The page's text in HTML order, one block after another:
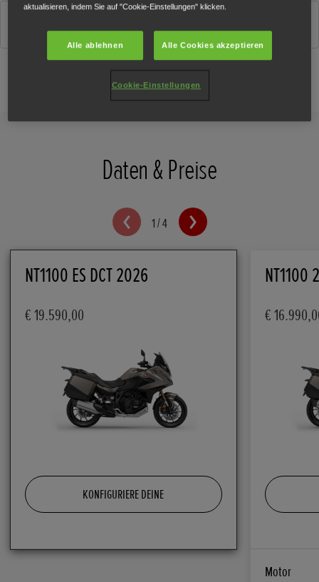
Konfigurator
Daten & Preise
1/4
NT1100 ES DCT 2026
€ 19.590,00
KONFIGURIERE DEINE
NT1100
€
Motor
aktualisieren, indem Sie auf "Cookie-Einstellungen" klicken.
Alle ablehnen Alle Cookies akzeptieren
Cookie-Einstellungen